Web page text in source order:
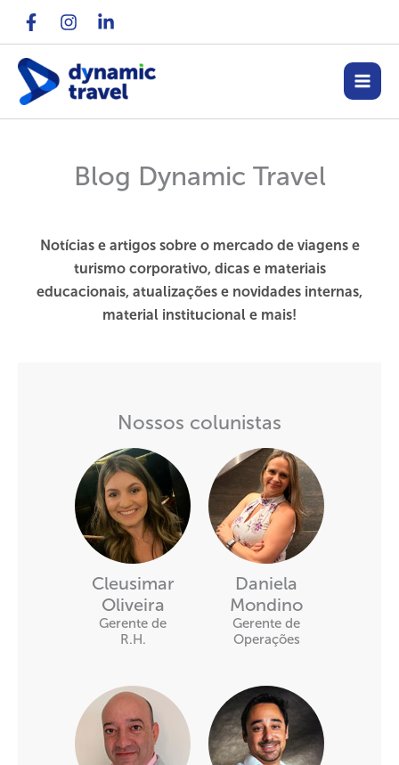
conteúdo
Blog Dynamic Travel
Notícias e artigos sobre o mercado de viagens e
turismo corporativo, dicas e materiais
educacionais, atualizações e novidades internas,
material institucional e mais!
Nossos colunistas
Cleusimar
Oliveira
Gerente de
R.H.
Daniela
Mondino
Gerente de
Operações